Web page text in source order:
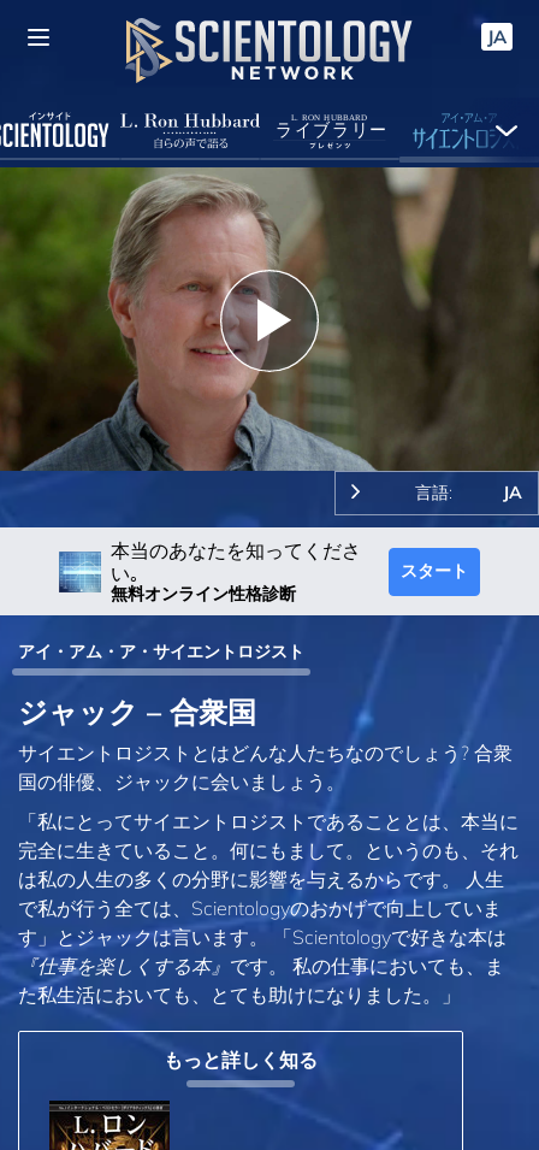
JA
Play
Video
言語: JA
本当のあなたを知ってくださ
い｡
無料オンライン性格診断
スタート
アイ・アム・ア・サイエントロジスト
ジャック – 合衆国
サイエントロジストとはどんな人たちなのでしょう? 合衆
国の俳優、ジャックに会いましょう。
「私にとってサイエントロジストであることとは、本当に
完全に生きていること。何にもまして。というのも、それ
は私の人生の多くの分野に影響を与えるからです。 人生
で私が行う全ては、Scientologyのおかげで向上していま
す」とジャックは言います。 「Scientologyで好きな本は
『仕事を楽しくする本』 です。 私の仕事においても、ま
た私生活においても、とても助けになりました。」
もっと詳しく知る